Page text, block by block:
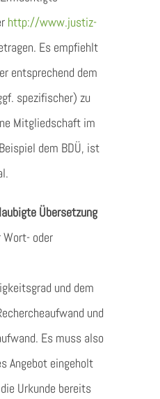
http://www.justiz-
Es empfiehlt
entsprechend dem
spezifischer) zu
Mitgliedschaft im
dem BDÜ, ist
Übersetzung
oder
und dem
und
Es muss also
Angebot eingeholt
Urkunde bereits